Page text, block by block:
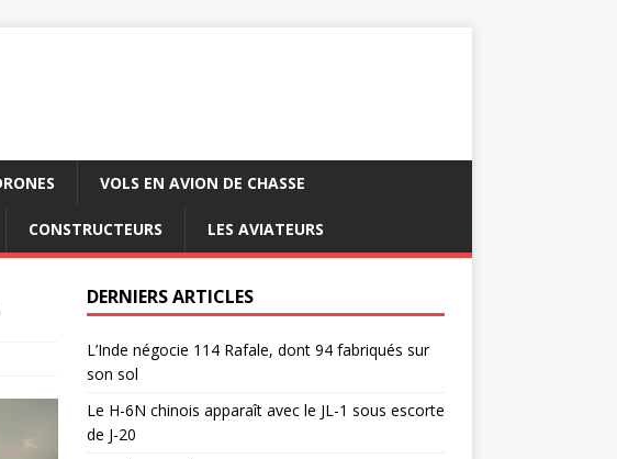
VOLS EN AVION DE CHASSE
CONSTRUCTEURS LES AVIATEURS
DERNIERS ARTICLES
L’Inde négocie 114 Rafale, dont 94 fabriqués sur
son sol
Le H-6N chinois apparaît avec le JL-1 sous escorte
de J-20